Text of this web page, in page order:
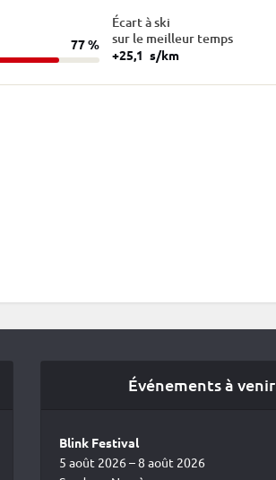
77 %
Écart à ski
sur le meilleur temps
+25,1 s/km
Événements à venir
Blink Festival
5 août 2026 – 8 août 2026